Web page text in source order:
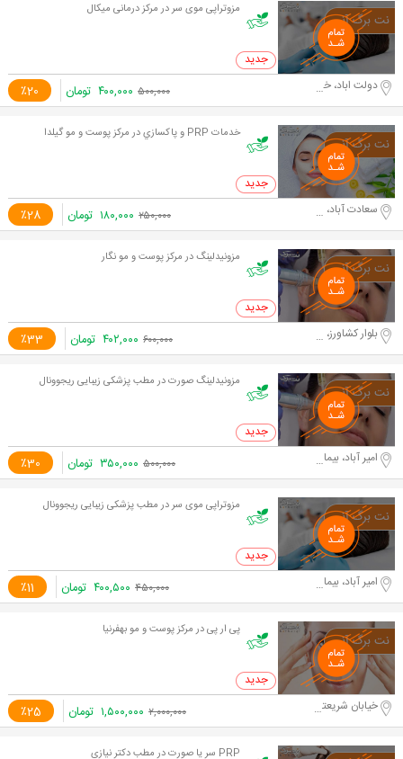
مزوتراپی موی سر در مرکز درمانی میکال
0 خرید
٪20 دولت اباد، خیابان شهید غیوری شمال ۵۰۰,۰۰۰ ۴۰۰,۰۰۰ تومان
خدمات PRP و پاكسازي در مرکز پوست و مو گیلدا
0 خرید
٪28 سعادت آباد، میدان کاج ۲۵۰,۰۰۰ ۱۸۰,۰۰۰ تومان
مزونیدلینگ در مرکز پوست و مو نگار
0 خرید
٪33 بلوار کشاورز، خیابان فلسطین شمالی ۶۰۰,۰۰۰ ۴۰۲,۰۰۰ تومان
مزونیدلینگ صورت در مطب پزشکی زیبایی ریجوونال
0 خرید
٪30 امیر آباد، بیمارستان قلب ۵۰۰,۰۰۰ ۳۵۰,۰۰۰ تومان
مزوتراپی موی سر در مطب پزشکی زیبایی ریجوونال
0 خرید
٪11 امیر آباد، بیمارستان قلب ۴۵۰,۰۰۰ ۴۰۰,۵۰۰ تومان
پی ار پی در مرکز پوست و مو بهفرنیا
0 خرید
٪25 خیابان شریعتی، بالاتر از مترو شریعتی ۲,۰۰۰,۰۰۰ ۱,۵۰۰,۰۰۰ تومان
PRP سر یا صورت در مطب دکتر نیازی